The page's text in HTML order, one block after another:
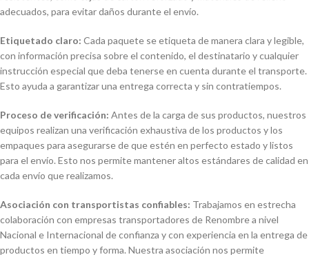
adecuados, para evitar daños durante el envío.
Etiquetado claro: Cada paquete se etiqueta de manera clara y legible,
con información precisa sobre el contenido, el destinatario y cualquier
instrucción especial que deba tenerse en cuenta durante el transporte.
Esto ayuda a garantizar una entrega correcta y sin contratiempos.
Proceso de verificación: Antes de la carga de sus productos, nuestros
equipos realizan una verificación exhaustiva de los productos y los
empaques para asegurarse de que estén en perfecto estado y listos
para el envío. Esto nos permite mantener altos estándares de calidad en
cada envío que realizamos.
Asociación con transportistas confiables: Trabajamos en estrecha
colaboración con empresas transportadores de Renombre a nivel
Nacional e Internacional de confianza y con experiencia en la entrega de
productos en tiempo y forma. Nuestra asociación nos permite